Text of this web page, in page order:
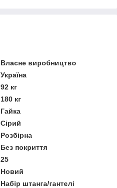
Власне виробництво
Україна
92 кг
180 кг
Гайка
Сірий
Розбірна
Без покриття
25
Новий
Набір штанга/гантелі